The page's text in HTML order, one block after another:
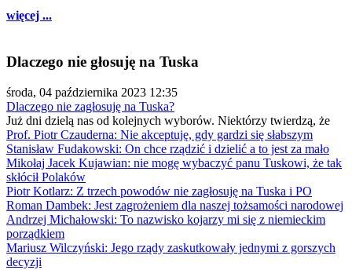
więcej ...
Dlaczego nie głosuję na Tuska
środa, 04 października 2023 12:35
Dlaczego nie zagłosuję na Tuska?
Już dni dzielą nas od kolejnych wyborów. Niektórzy twierdzą, że
Prof. Piotr Czauderna: Nie akceptuję, gdy gardzi się słabszym
Stanisław Fudakowski: On chce rządzić i dzielić a to jest za mało
Mikołaj Jacek Kujawian: nie mogę wybaczyć panu Tuskowi, że tak
skłócił Polaków
Piotr Kotlarz: Z trzech powodów nie zagłosuję na Tuska i PO
Roman Dambek: Jest zagrożeniem dla naszej tożsamości narodowej
Andrzej Michałowski: To nazwisko kojarzy mi się z niemieckim
porządkiem
Mariusz Wilczyński: Jego rządy zaskutkowały jednymi z gorszych
decyzji